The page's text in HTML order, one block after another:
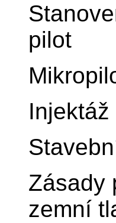
pilot
Zásady
zemní